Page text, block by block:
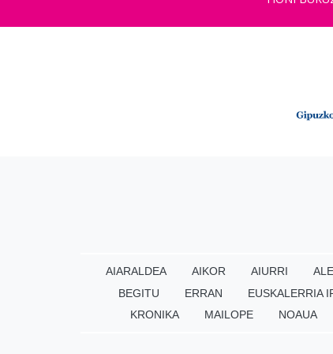
AIARALDEA AIKOR AIURRI
BEGITU
ERRAN EUSKALERRIA
KRONIKA
MAILOPE NOAUA